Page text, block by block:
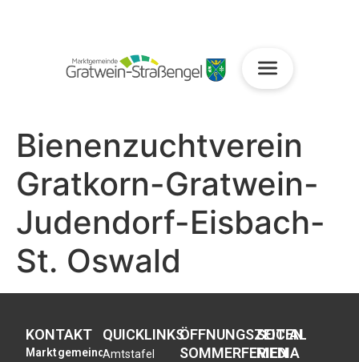
Bienenzuchtverein
Gratkorn-Gratwein-
Judendorf-Eisbach-
St. Oswald
KONTAKT
Marktgemeinde
QUICKLINKS
Amtstafel
ÖFFNUNGSZEITEN
SOMMERFERIEN
SOCIAL
MEDIA